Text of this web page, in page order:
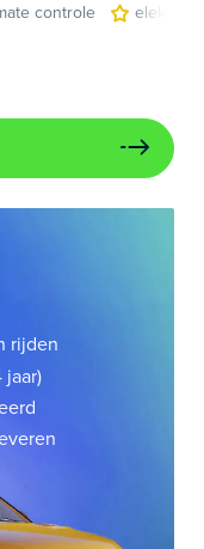
controle
rijden